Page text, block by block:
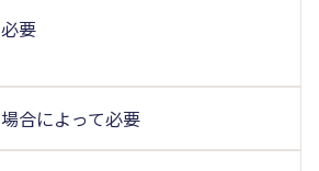
必要
場合によって必要